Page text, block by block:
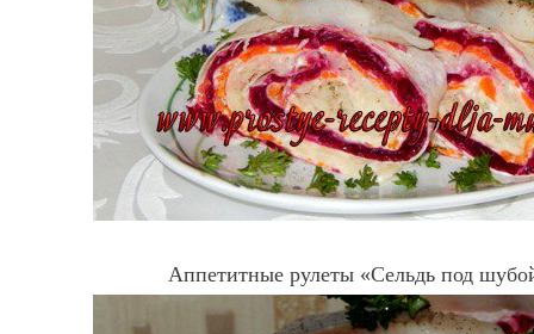
Аппетитные рулеты «Сельдь под